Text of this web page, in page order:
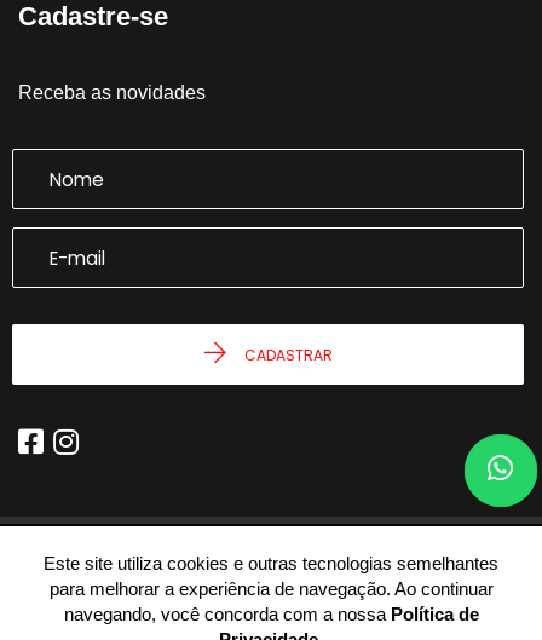
Cadastre-se
Receba as novidades
CADASTRAR
© 2026 - Joseph Castro Imóveis -59.946.943/0001-54 -Todos os
Direitos Reservados.
Este site utiliza cookies e outras tecnologias semelhantes
para melhorar a experiência de navegação. Ao continuar
navegando, você concorda com a nossa Política de